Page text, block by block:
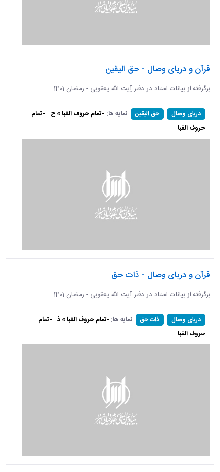
قرآن و دریای وصال - حق الیقین
برگرفته از بیانات استاد در دفتر آِیت الله یعقوبی - رمضان 1401
دریای وصال حق الیقین نمایه ها: -تمام حروف الفبا » ح -تمام
حروف الفبا
قرآن و دریای وصال - ذات حق
برگرفته از بیانات استاد در دفتر آیت الله یعقوبی - رمضان 1401
دریای وصال ذات حق نمایه ها: -تمام حروف الفبا » ذ -تمام
حروف الفبا